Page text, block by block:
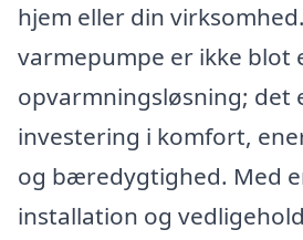
hjem eller din
varmepumpe er ikke blot
opvarmningsløsning; det
investering i komfort,
og bæredygtighed. Med
installation og